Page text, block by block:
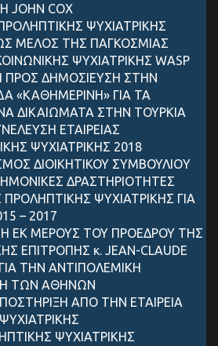
JOHN COX
ΨΥΧΙΑΤΡΙΚΗΣ
ΜΕΛΟΣ ΤΗΣ ΠΑΓΚΟΣΜΙΑΣ
ΨΥΧΙΑΤΡΙΚΗΣ WASP
ΠΡΟΣ ΔΗΜΟΣΙΕΥΣΗ ΣΤΗΝ
«ΚΑΘΗΜΕΡΙΝΗ» ΓΙΑ ΤΑ
ΔΙΚΑΙΩΜΑΤΑ ΣΤΗΝ ΤΟΥΡΚΙΑ
ΕΤΑΙΡΕΙΑΣ
ΨΥΧΙΑΤΡΙΚΗΣ 2018
ΔΙΟΙΚΗΤΙΚΟΥ ΣΥΜΒΟΥΛΙΟY
ΔΡΑΣΤΗΡΙΟΤΗΤΕΣ
ΠΡΟΛΗΠΤΙΚΗΣ ΨΥΧΙΑΤΡΙΚΗΣ ΓΙΑ
– 2017
ΕΚ ΜΕΡΟΥΣ ΤΟΥ ΠΡΟΕΔΡΟΥ ΤΗΣ
ΕΠΙΤΡΟΠΗΣ κ. JEAN-CLAUDE
ΓΙΑ ΤΗΝ ΑΝΤΙΠΟΛΕΜΙΚΗ
ΤΩΝ ΑΘΗΝΩΝ
ΑΠΟ ΤΗΝ ΕΤΑΙΡΕΙΑ
ΨΥΧΙΑΤΡΙΚΗΣ